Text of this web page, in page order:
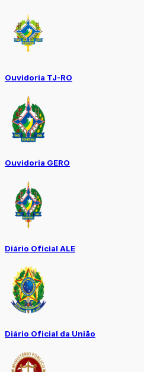
Ouvidoria TJ-RO
Ouvidoria GERO
Diário Oficial ALE
Diário Oficial da União